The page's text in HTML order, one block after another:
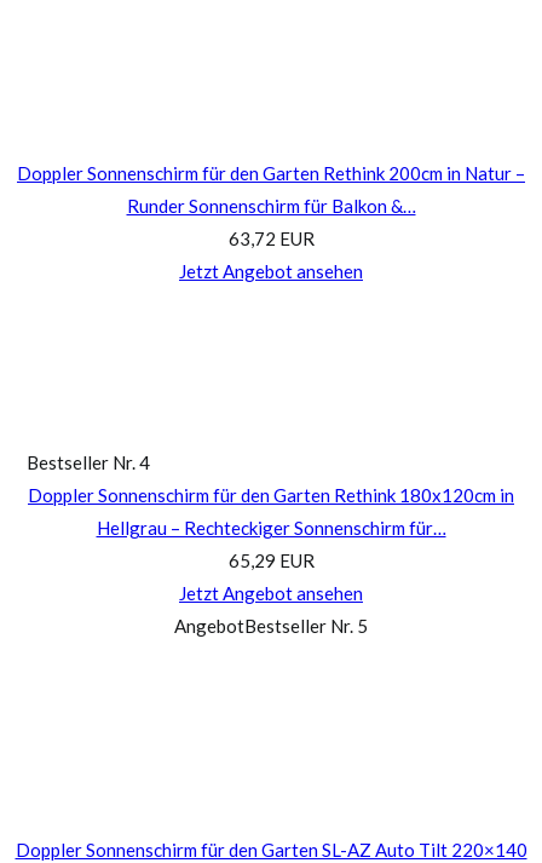
Doppler Sonnenschirm für den Garten Rethink 200cm in Natur –
Runder Sonnenschirm für Balkon &…
63,72 EUR
Jetzt Angebot ansehen
Bestseller Nr. 4
Doppler Sonnenschirm für den Garten Rethink 180x120cm in
Hellgrau – Rechteckiger Sonnenschirm für…
65,29 EUR
Jetzt Angebot ansehen
AngebotBestseller Nr. 5
Doppler Sonnenschirm für den Garten SL-AZ Auto Tilt 220×140